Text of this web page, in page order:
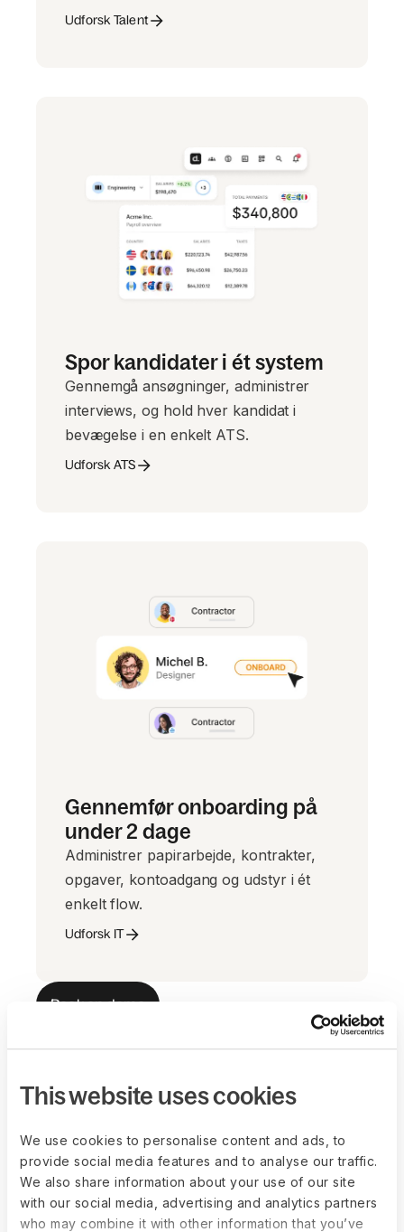
This website uses cookies
We use cookies to personalise content and ads, to
provide social media features and to analyse our traffic.
We also share information about your use of our site
with our social media, advertising and analytics partners
who may combine it with other information that you’ve
Udforsk Talent
Spor kandidater i ét system
Gennemgå ansøgninger, administrer
interviews, og hold hver kandidat i
bevægelse i en enkelt ATS.
Udforsk ATS
Gennemfør onboarding på
under 2 dage
Administrer papirarbejde, kontrakter,
opgaver, kontoadgang og udstyr i ét
enkelt flow.
Udforsk IT
Book en demo
Effekten af ét
samlet HR-system
50%